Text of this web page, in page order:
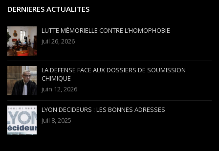
DERNIERES ACTUALITES
LUTTE MÉMORIELLE CONTRE L’HOMOPHOBIE
juil 26, 2026
LA DEFENSE FACE AUX DOSSIERS DE SOUMISSION
CHIMIQUE
juin 12, 2026
LYON DECIDEURS : LES BONNES ADRESSES
juil 8, 2025